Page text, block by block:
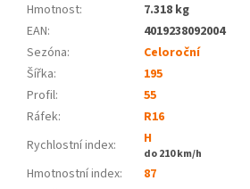
Hmotnost:
7.318 kg
EAN:
4019238092004
Sezóna:
Celoroční
Šířka:
195
Profil:
55
Ráfek:
R16
Rychlostní index:
H
do 210 km/h
Hmotnostní index:
87